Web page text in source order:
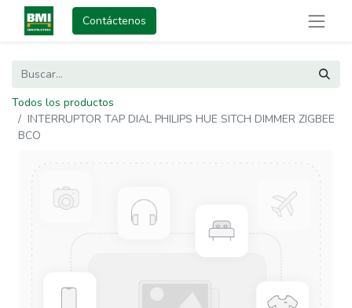
Contáctenos
Todos los productos
INTERRUPTOR TAP DIAL PHILIPS HUE SITCH DIMMER ZIGBEE
BCO